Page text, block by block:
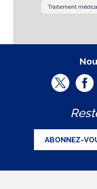
Traitement
T
i
t
t
e
ABONNEZ-